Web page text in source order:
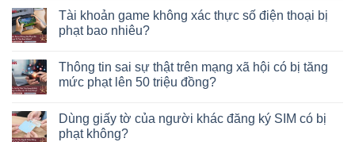
Tài khoản game không xác thực số điện thoại bị
phạt bao nhiêu?
Thông tin sai sự thật trên mạng xã hội có bị tăng
mức phạt lên 50 triệu đồng?
Dùng giấy tờ của người khác đăng ký SIM có bị
phạt không?